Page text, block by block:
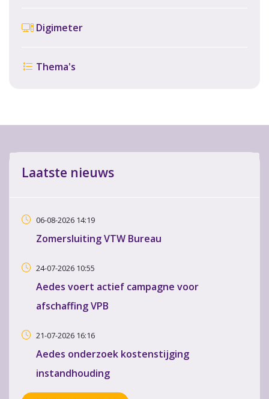
Digimeter
Thema's
Laatste nieuws
06-08-2026 14:19
Zomersluiting VTW Bureau
24-07-2026 10:55
Aedes voert actief campagne voor
afschaffing VPB
21-07-2026 16:16
Aedes onderzoek kostenstijging
instandhouding